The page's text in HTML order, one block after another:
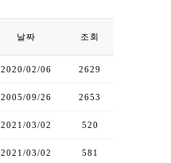
날짜 조회
2020/02/06 2629
2005/09/26 2653
2021/03/02 520
2021/03/02 581